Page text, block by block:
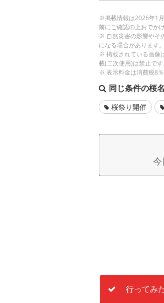
※掲載情報は2026年1
前にご確認の上おでか
※ 自然災害の影響やそ
になる場合があります。
※ 掲載されている画像
載(二次使用)は禁止です
※ 表示料金は消費税8
同じ条件の桜
桜祭り開催
今
行ってみ